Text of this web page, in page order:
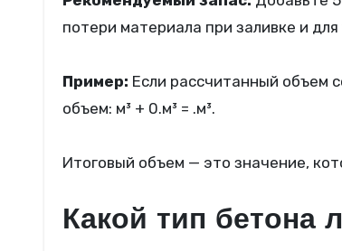
потери материала при заливке и
Пример: Если рассчитанный объем
объем: м³ + 0.м³ = .м³.
Итоговый объем — это значение,
Какой тип бетона